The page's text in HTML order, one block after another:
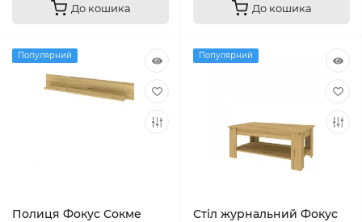
До кошика До кошика
Популярний
Полиця Фокус Сокме
Популярний
Стіл журнальний Фокус